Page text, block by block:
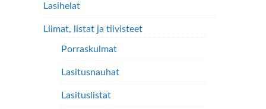
Lasihelat
Liimat, listat ja tiivisteet
Porraskulmat
Lasitusnauhat
Lasituslistat